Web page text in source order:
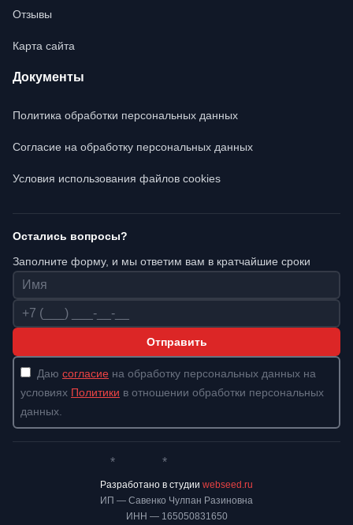
Отзывы
Карта сайта
Документы
Политика обработки персональных данных
Согласие на обработку персональных данных
Условия использования файлов cookies
Остались вопросы?
Заполните форму, и мы ответим вам в кратчайшие сроки
Имя
Телефон
Отправить
Даю согласие на обработку персональных данных на
условиях Политики в отношении обработки персональных
данных.
ИП — Савенко Чулпан Разиновна
ИНН — 165050831650
* *
Разработано в студии webseed.ru